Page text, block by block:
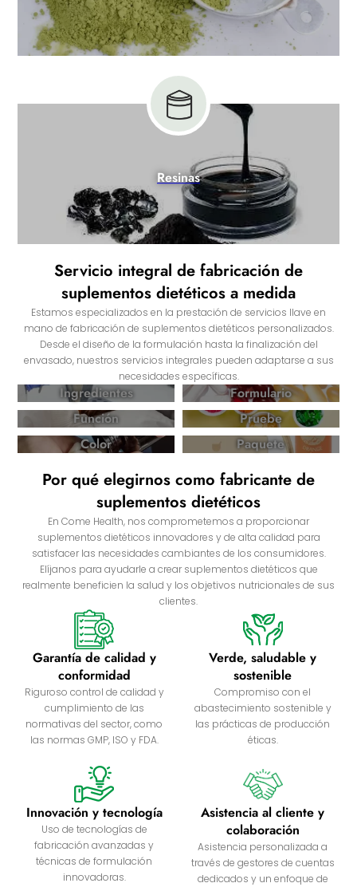
Resinas
Servicio integral de fabricación de
suplementos dietéticos a medida
Estamos especializados en la prestación de servicios llave en
mano de fabricación de suplementos dietéticos personalizados.
Desde el diseño de la formulación hasta la finalización del
envasado, nuestros servicios integrales pueden adaptarse a sus
necesidades específicas.
Ingredientes
Formulario
Función
Pruebe
Color
Paquete
Por qué elegirnos como fabricante de
suplementos dietéticos
En Come Health, nos comprometemos a proporcionar
suplementos dietéticos innovadores y de alta calidad para
satisfacer las necesidades cambiantes de los consumidores.
Elíjanos para ayudarle a crear suplementos dietéticos que
realmente beneficien la salud y los objetivos nutricionales de sus
clientes.
Garantía de calidad y
conformidad
Riguroso control de calidad y
cumplimiento de las
normativas del sector, como
las normas GMP, ISO y FDA.
Verde, saludable y
sostenible
Compromiso con el
abastecimiento sostenible y
las prácticas de producción
éticas.
Innovación y tecnología
Uso de tecnologías de
fabricación avanzadas y
técnicas de formulación
innovadoras.
Asistencia al cliente y
colaboración
Asistencia personalizada a
través de gestores de cuentas
dedicados y un enfoque de